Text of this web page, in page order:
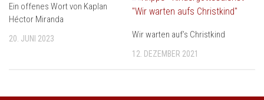
Ein offenes Wort von Kaplan
Héctor Miranda
20. JUNI 2023 Wir warten auf’s Christkind
12. DEZEMBER 2021